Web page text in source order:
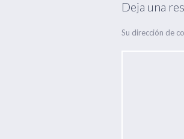
Deja una
Su dirección de